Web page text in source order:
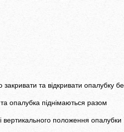
та відкривати опалубку
опалубка піднімаються разом
вертикального положення опалубки